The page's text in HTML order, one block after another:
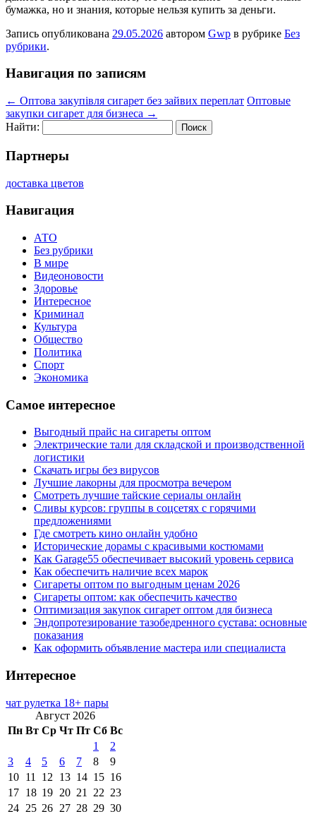
бумажка, но и знания, которые нельзя купить за деньги.
Запись опубликована 29.05.2026 автором Gwp в рубрике Без
рубрики.
Навигация по записям
← Оптова закупівля сигарет без зайвих переплат Оптовые
закупки сигарет для бизнеса →
Найти:
Партнеры
доставка цветов
Навигация
АТО
Без рубрики
В мире
Видеоновости
Здоровье
Интересное
Криминал
Культура
Общество
Политика
Спорт
Экономика
Самое интересное
Выгодный прайс на сигареты оптом
Электрические тали для складской и производственной
логистики
Скачать игры без вирусов
Лучшие лакорны для просмотра вечером
Смотреть лучшие тайские сериалы онлайн
Сливы курсов: группы в соцсетях с горячими
предложениями
Где смотреть кино онлайн удобно
Исторические дорамы с красивыми костюмами
Как Garage55 обеспечивает высокий уровень сервиса
Как обеспечить наличие всех марок
Сигареты оптом по выгодным ценам 2026
Сигареты оптом: как обеспечить качество
Оптимизация закупок сигарет оптом для бизнеса
Эндопротезирование тазобедренного сустава: основные
показания
Как оформить объявление мастера или специалиста
Интересное
чат рулетка 18+ пары
Август 2026
Пн Вт Ср Чт Пт Сб Вс
1
2
3
4 5 6 7 8
9
10 11 12 13 14 15 16
17 18 19 20 21 22 23
24 25 26 27 28 29 30